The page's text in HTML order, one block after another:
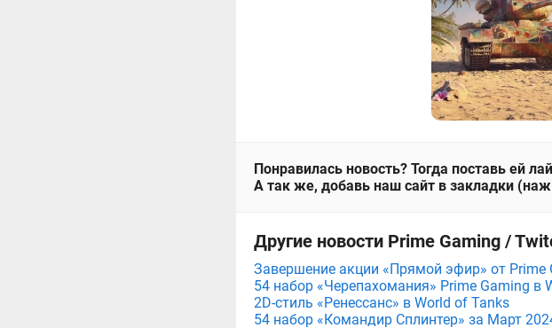
Понравилась новость? Тогда поставь ей
А так же, добавь наш сайт в закладки
Другие новости Prime Gaming /
Завершение акции «Прямой эфир» от Prime
54 набор «Черепахомания» Prime Gaming в
2D-стиль «Ренессанс» в World of Tanks
54 набор «Командир Сплинтер» за Март